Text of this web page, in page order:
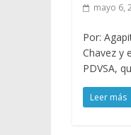
mayo 6,
Por:
Chavez y
PDVSA,
Leer más